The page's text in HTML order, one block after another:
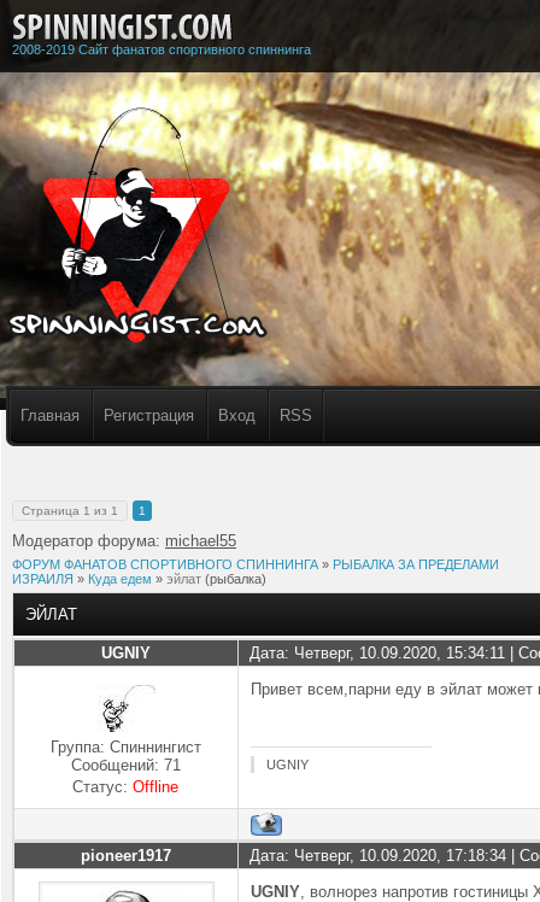
2008-2019 Сайт фанатов спортивного спиннинга
Главная Регистрация Вход RSS
Страница 1 из 1 1
Модератор форума: michael55
ФОРУМ ФАНАТОВ СПОРТИВНОГО СПИННИНГА » РЫБАЛКА ЗА ПРЕДЕЛАМИ
ИЗРАИЛЯ » Куда едем » эйлат (рыбалка)
ЭЙЛАТ
UGNIY Дата: Четверг, 10.09.2020, 15:34:11 |
Группа: Спиннингист
Сообщений: 71
Статус:Offline
Привет всем,парни еду в эйлат может
UGNIY
pioneer1917 Дата: Четверг, 10.09.2020, 17:18:34 |
UGNIY, волнорез напротив гостиницы